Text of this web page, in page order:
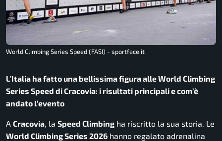
World Climbing Series Speed (FASI) - sportface.it
L’Italia ha fatto una bellissima figura alle World Climbing
Series Speed di Cracovia: i risultati principali e com’è
andato l’evento
A Cracovia, la Speed Climbing ha riscritto la sua storia. Le
World Climbing Series 2026 hanno regalato adrenalina